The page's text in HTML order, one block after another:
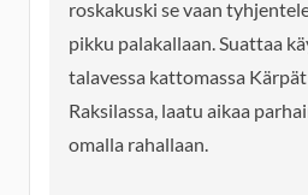
roskakuski se vaan
pikku palakallaan. Suattaa
talavessa kattomassa
Raksilassa, laatu aikaa
omalla rahallaan.